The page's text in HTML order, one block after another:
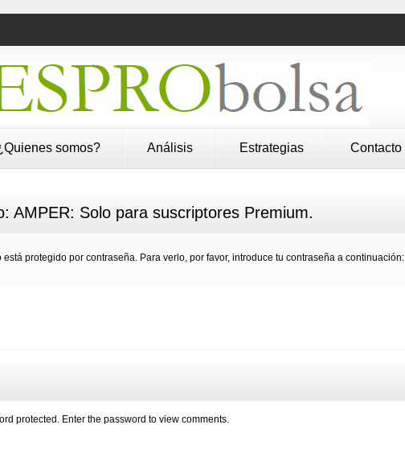
somos? Análisis Estrategias Contacto
AMPER: Solo para suscriptores Premium.
está protegido por contraseña. Para verlo, por favor, introduce tu contraseña a continuación:
protected. Enter the password to view comments.